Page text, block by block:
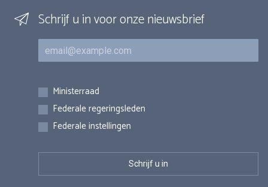
Schrijf u in voor onze nieuwsbrief
E-mail
Inschrijvingen
Ministerraad
Federale regeringsleden
Federale instellingen